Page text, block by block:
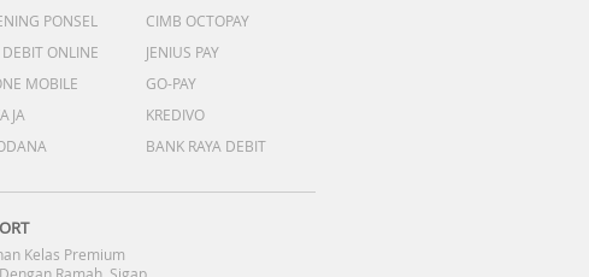
PONSEL
CIMB OCTOPAY
ONLINE
JENIUS PAY
MOBILE
GO-PAY
KREDIVO
BANK RAYA DEBIT
Kelas Premium